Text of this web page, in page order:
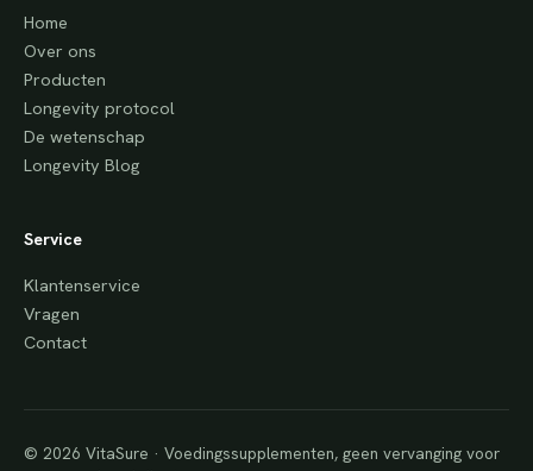
Home
Over ons
Producten
Longevity protocol
De wetenschap
Longevity Blog
Service
Klantenservice
Vragen
Contact
© 2026 VitaSure · Voedingssupplementen, geen vervanging voor